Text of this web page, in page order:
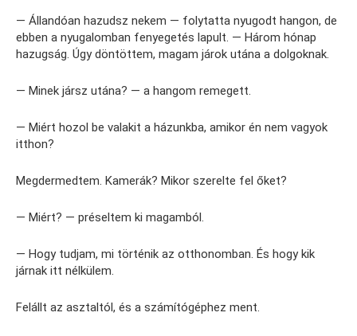
— Állandóan hazudsz nekem — folytatta nyugodt hangon, de
ebben a nyugalomban fenyegetés lapult. — Három hónap
hazugság. Úgy döntöttem, magam járok utána a dolgoknak.
— Minek jársz utána? — a hangom remegett.
— Miért hozol be valakit a házunkba, amikor én nem vagyok
itthon?
Megdermedtem. Kamerák? Mikor szerelte fel őket?
— Miért? — préseltem ki magamból.
— Hogy tudjam, mi történik az otthonomban. És hogy kik
járnak itt nélkülem.
Felállt az asztaltól, és a számítógéphez ment.